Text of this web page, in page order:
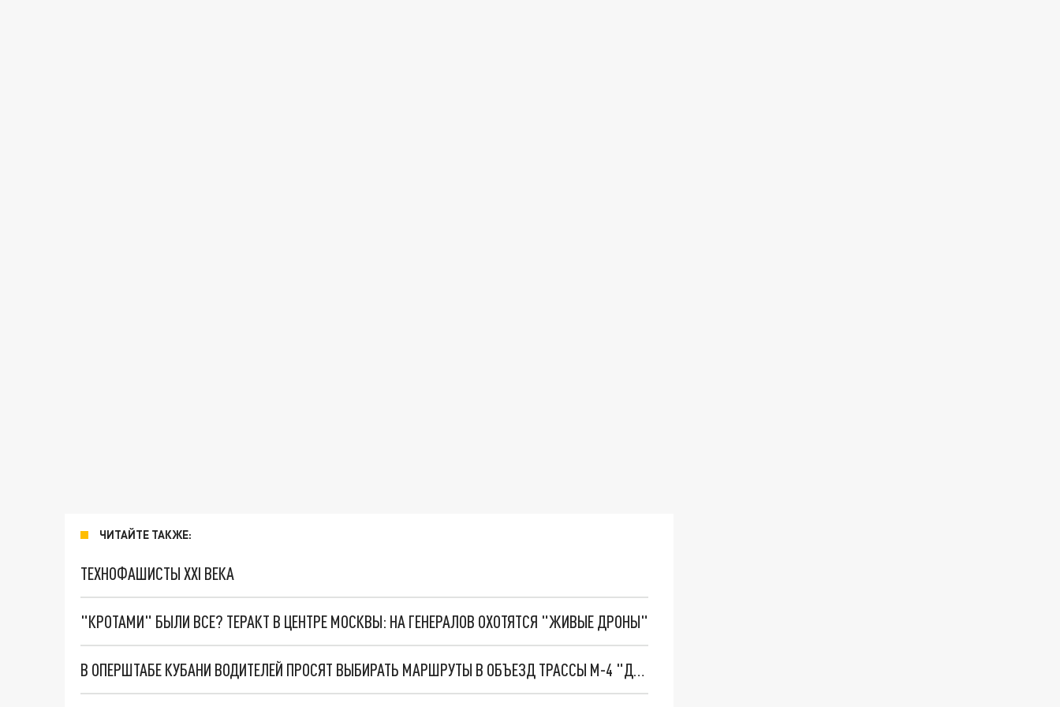
ЧИТАЙТЕ ТАКЖЕ:
ТЕХНОФАШИСТЫ XXI ВЕКА
"КРОТАМИ" БЫЛИ ВСЕ? ТЕРАКТ В ЦЕНТРЕ МОСКВЫ: НА ГЕНЕРАЛОВ ОХОТЯТСЯ "ЖИВЫЕ ДРОНЫ"
В ОПЕРШТАБЕ КУБАНИ ВОДИТЕЛЕЙ ПРОСЯТ ВЫБИРАТЬ МАРШРУТЫ В ОБЪЕЗД ТРАССЫ М-4 "ДОН"